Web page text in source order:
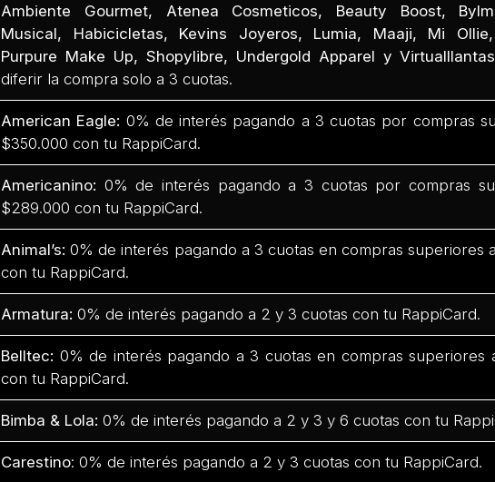
Ambiente Gourmet, Atenea Cosmeticos, Beauty Boost,
Musical, Habicicletas, Kevins Joyeros, Lumia, Maaji, Mi
Purpure Make Up, Shopylibre, Undergold Apparel y
diferir la compra solo a 3 cuotas.
American Eagle: 0% de interés pagando a 3 cuotas por compras
$350.000 con tu RappiCard.
Americanino: 0% de interés pagando a 3 cuotas por compras
$289.000 con tu RappiCard.
Animal’s:0% de interés pagando a 3 cuotas en compras superiores
con tu RappiCard.
Armatura:0% de interés pagando a 2 y 3 cuotas con tu RappiCard.
Belltec: 0% de interés pagando a 3 cuotas en compras superiores
con tu RappiCard.
Bimba & Lola: 0% de interés pagando a 2 y 3 y 6 cuotas con tu
Carestino: 0% de interés pagando a 2 y 3 cuotas con tu RappiCard.